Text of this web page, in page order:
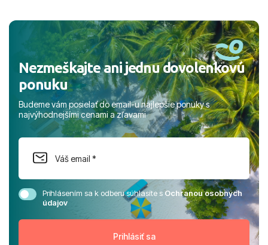
Nezmeškajte ani jednu dovolenkovú
ponuku
Budeme vám posielať do email-u najlepšie ponuky s
najvýhodnejšími cenami a zľavami
Prihlásením sa k odberu súhlasíte sOchranou osobných
údajov